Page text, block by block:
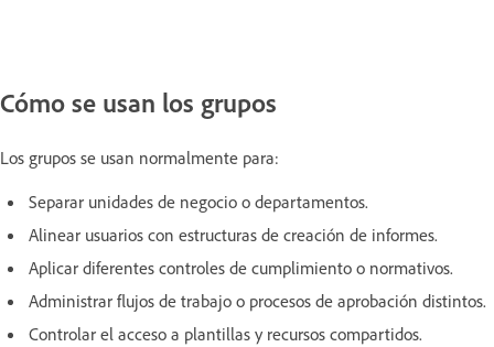
Cómo se usan los grupos
Los grupos se usan normalmente para:
Separar unidades de negocio o departamentos.
Alinear usuarios con estructuras de creación de informes.
Aplicar diferentes controles de cumplimiento o normativos.
Administrar flujos de trabajo o procesos de aprobación distintos.
Controlar el acceso a plantillas y recursos compartidos.